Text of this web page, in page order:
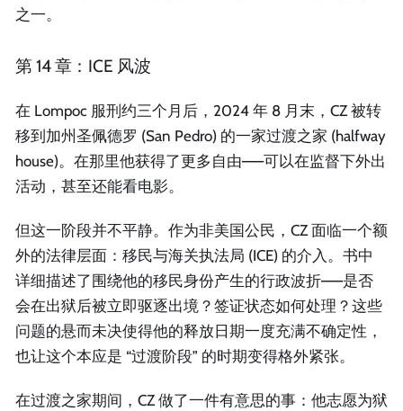
之一。
第 14 章：ICE 风波
在 Lompoc 服刑约三个月后，2024 年 8 月末，CZ 被转
移到加州圣佩德罗 (San Pedro) 的一家过渡之家 (halfway
house)。在那里他获得了更多自由——可以在监督下外出
活动，甚至还能看电影。
但这一阶段并不平静。作为非美国公民，CZ 面临一个额
外的法律层面：移民与海关执法局 (ICE) 的介入。书中
详细描述了围绕他的移民身份产生的行政波折——是否
会在出狱后被立即驱逐出境？签证状态如何处理？这些
问题的悬而未决使得他的释放日期一度充满不确定性，
也让这个本应是 “过渡阶段” 的时期变得格外紧张。
在过渡之家期间，CZ 做了一件有意思的事：他志愿为狱